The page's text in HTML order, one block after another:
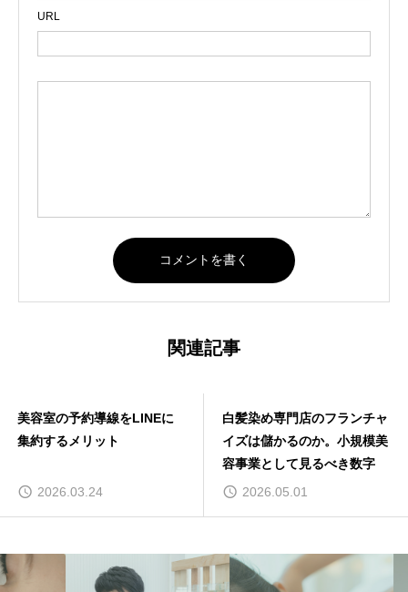
URL
関連記事
美容室の予約導線をLINEに
集約するメリット
2026.03.24
白髪染め専門店のフランチャ
イズは儲かるのか。小規模美
容事業として見るべき数字
2026.05.01